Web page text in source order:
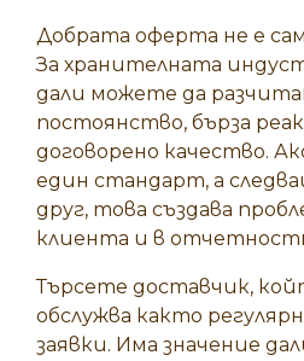
Добрата оферта не е
За хранителната
дали можете да
постоянство, бърза
договорено качество.
един стандарт, а
друг, това създава
клиента и в
Търсете доставчик,
обслужва както
заявки. Има значение